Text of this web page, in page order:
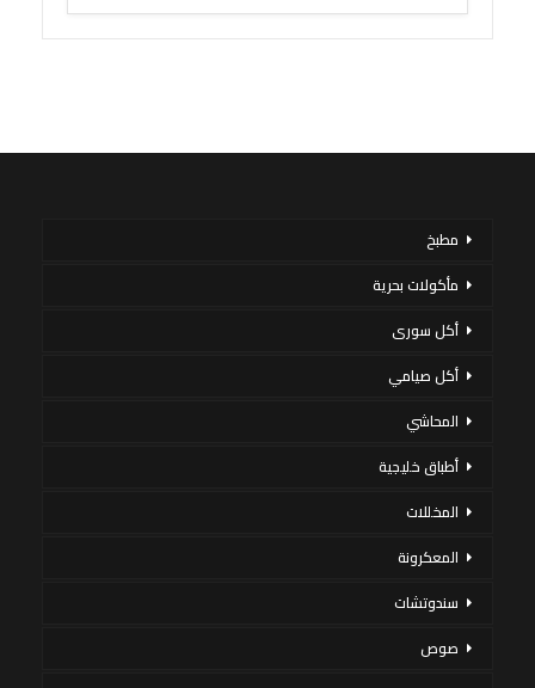
مطبخ
مأكولات بحرية
أكل سورى
أكل صيامي
المحاشي
أطباق خليجية
المخللات
المعكرونة
سندوتشات
صوص